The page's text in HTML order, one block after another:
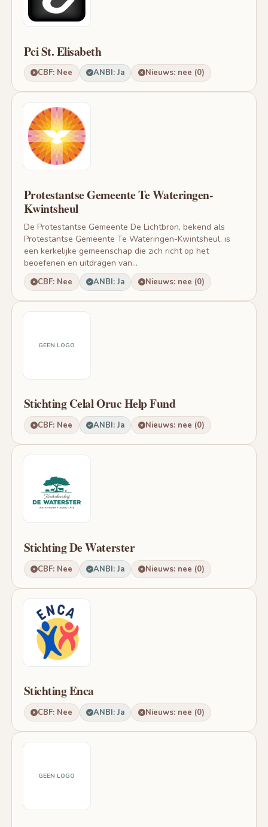
Pci St. Elisabeth
CBF: Nee ANBI: Ja Nieuws: nee (0)
Protestantse Gemeente Te Wateringen-
Kwintsheul
De Protestantse Gemeente De Lichtbron, bekend als
Protestantse Gemeente Te Wateringen-Kwintsheul, is
een kerkelijke gemeenschap die zich richt op het
beoefenen en uitdragen van...
CBF: Nee ANBI: Ja Nieuws: nee (0)
GEEN LOGO
Stichting Celal Oruc Help Fund
CBF: Nee ANBI: Ja Nieuws: nee (0)
Stichting De Waterster
CBF: Nee ANBI: Ja Nieuws: nee (0)
Stichting Enca
CBF: Nee ANBI: Ja Nieuws: nee (0)
GEEN LOGO